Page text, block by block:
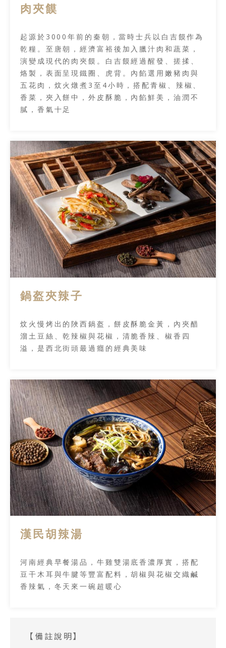
肉夾饃
起源於3000年前的秦朝，當時士兵以白吉饃作為
乾糧。至唐朝，經濟富裕後加入臘汁肉和蔬菜，
演變成現代的肉夾饃。白吉饃經過醒發、搓揉、
烙製，表面呈現鐵圈、虎背。內餡選用嫩豬肉與
五花肉，炆火燉煮3至4小時，搭配青椒、辣椒、
香菜，夾入餅中，外皮酥脆，內餡鮮美，油潤不
膩，香氣十足
鍋盔夾辣子
炆火慢烤出的陜西鍋盔，餅皮酥脆金黃，內夾醋
溜土豆絲、乾辣椒與花椒，清脆香辣、椒香四
溢，是西北街頭最過癮的經典美味
漢民胡辣湯
河南經典早餐湯品，牛雞雙湯底香濃厚實，搭配
豆干木耳與牛腱等豐富配料，胡椒與花椒交織鹹
香辣氣，冬天來一碗超暖心
【備註說明】